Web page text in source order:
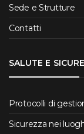
Sede e Strutture
Contatti
SALUTE E
Protocolli di
Sicurezza nei